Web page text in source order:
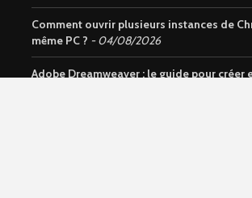
Comment ouvrir plusieurs instances de
même PC ?
04/08/2026
Adobe Dreamweaver : le guide pour créer